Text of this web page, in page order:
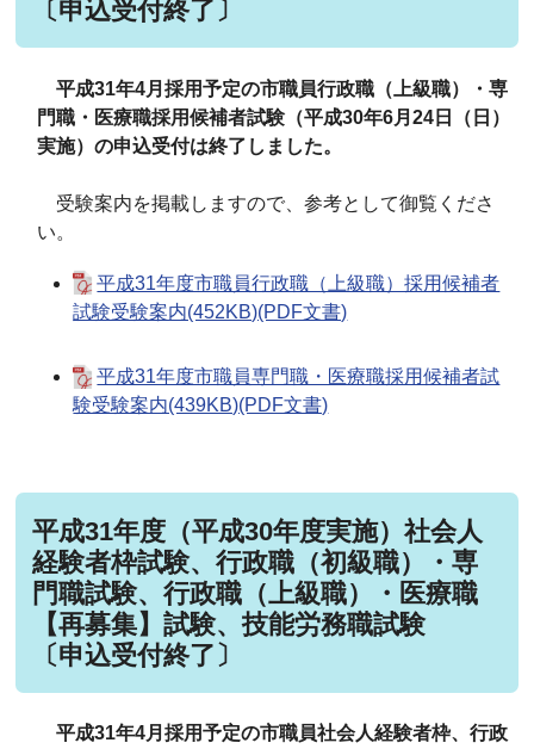
〔申込受付終了〕
平成31年4月採用予定の市職員行政職（上級職）・専
門職・医療職採用候補者試験（平成30年6月24日（日）
実施）の申込受付は終了しました。
受験案内を掲載しますので、参考として御覧くださ
い。
平成31年度市職員行政職（上級職）採用候補者
試験受験案内(452KB)(PDF文書)
平成31年度市職員専門職・医療職採用候補者試
験受験案内(439KB)(PDF文書)
平成31年度（平成30年度実施）社会人
経験者枠試験、行政職（初級職）・専
門職試験、行政職（上級職）・医療職
【再募集】試験、技能労務職試験
〔申込受付終了〕
平成31年4月採用予定の市職員社会人経験者枠、行政